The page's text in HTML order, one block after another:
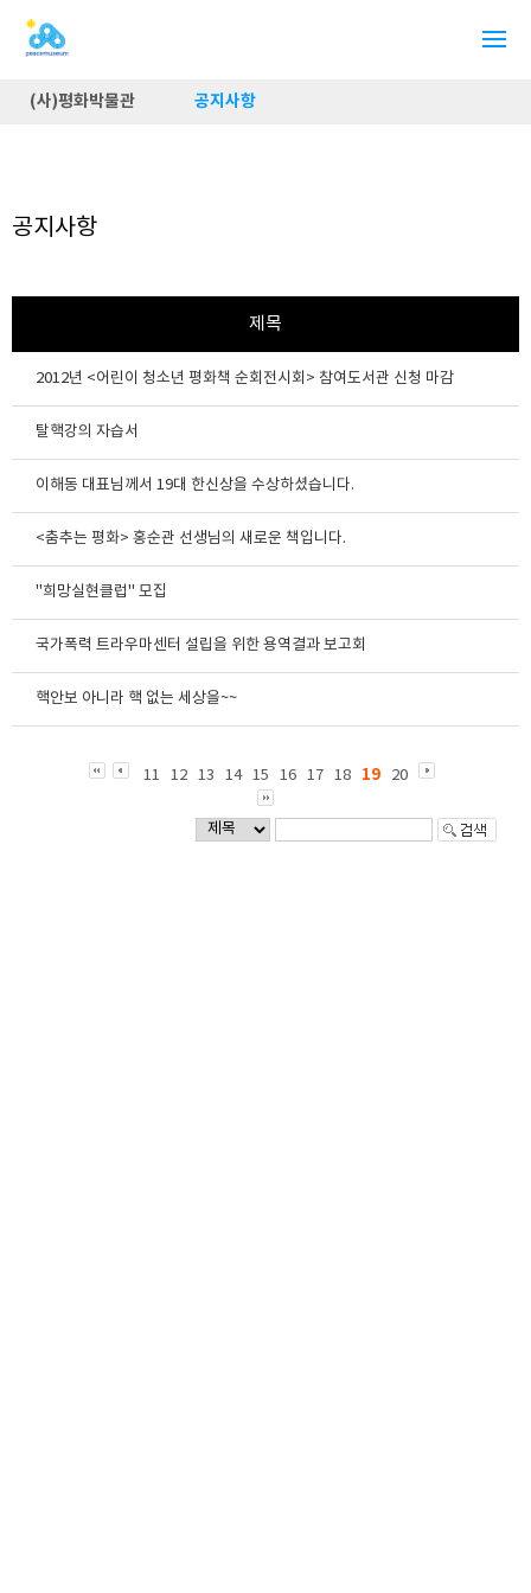
(사)평화박물관 공지사항
공지사항
제목
2012년 <어린이 청소년 평화책 순회전시회> 참여도서관 신청 마감
탈핵강의 자습서
이해동 대표님께서 19대 한신상을 수상하셨습니다.
<춤추는 평화> 홍순관 선생님의 새로운 책입니다.
"희망실현클럽" 모집
국가폭력 트라우마센터 설립을 위한 용역결과 보고회
핵안보 아니라 핵 없는 세상을~~
11 12 13 14 15 16 17 18 19 20